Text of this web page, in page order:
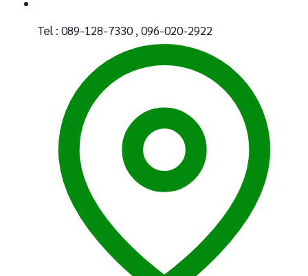
Tel : 089-128-7330 , 096-020-2922